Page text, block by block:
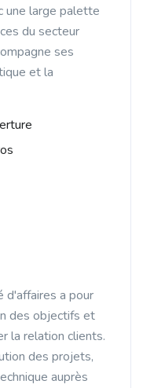
une large palette
du secteur
ses
et la
d'affaires a pour
des objectifs et
la relation clients.
des projets,
auprès